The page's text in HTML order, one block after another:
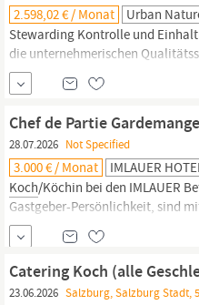
2.598,02 € / Monat Urban
Stewarding Kontrolle und
die unternehmerischen
Abgeschlossene Ausbildung als
Weiterbildung in der
Erste Erfahrung als Sous Chef
Persönlichkeit Vorteile, die dich
Chef de Partie
28.07.2026 Not Specified
3.000 € / Monat IMLAUER
Koch/Köchin bei den IMLAUER
Gastgeber-Persönlichkeit, sind
und Teamspirit ist Ihnen genauso
Sie Teil des IMLAUER Teams
Aufgaben Sie bereiten
Catering Koch (alle
23.06.2026 Salzburg, Salzburg Stadt,